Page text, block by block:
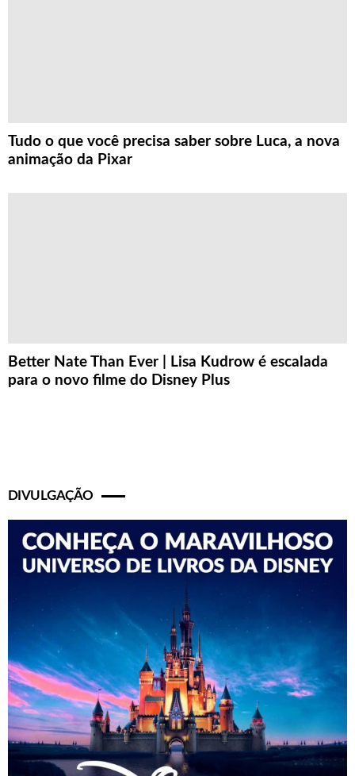
Tudo o que você precisa saber sobre Luca, a nova
animação da Pixar
Better Nate Than Ever | Lisa Kudrow é escalada
para o novo filme do Disney Plus
DIVULGAÇÃO